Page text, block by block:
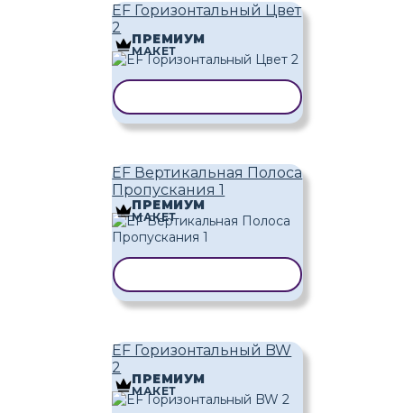
EF Горизонтальный Цвет
2
ПРЕМИУМ
МАКЕТ
EF Вертикальная Полоса
Пропускания 1
ПРЕМИУМ
МАКЕТ
EF Горизонтальный BW
2
ПРЕМИУМ
МАКЕТ